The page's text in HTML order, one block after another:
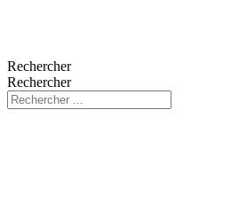
Rechercher
Rechercher